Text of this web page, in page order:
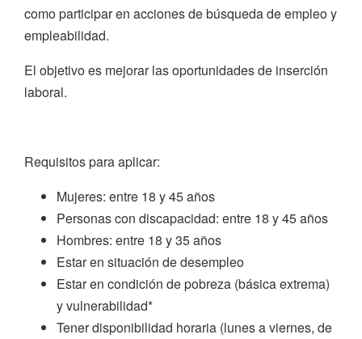
como participar en acciones de búsqueda de empleo y
empleabilidad.
El objetivo es mejorar las oportunidades de inserción
laboral.
Requisitos para aplicar:
Mujeres: entre 18 y 45 años
Personas con discapacidad: entre 18 y 45 años
Hombres: entre 18 y 35 años
Estar en situación de desempleo
Estar en condición de pobreza (básica extrema)
y vulnerabilidad*
Tener disponibilidad horaria (lunes a viernes, de